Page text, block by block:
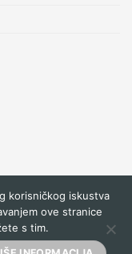
Credit
Card
Cash
Delivery
korisničkog iskustva
ove stranice
s tim.